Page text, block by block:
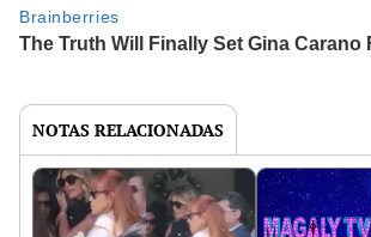
NOTAS RELACIONADAS